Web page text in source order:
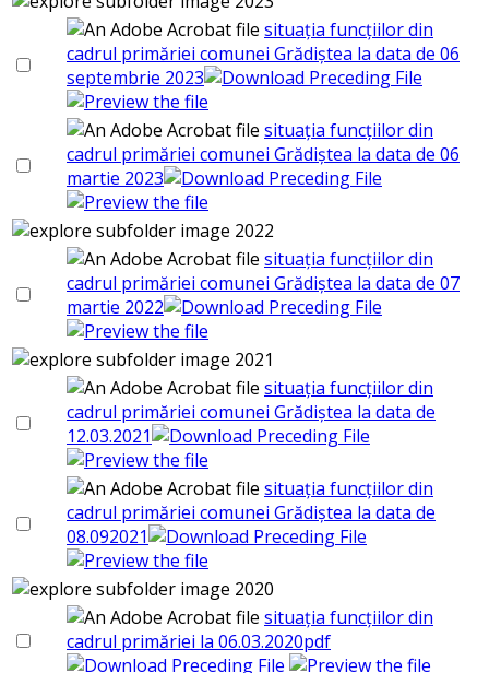
situația funcțiilor din
cadrul primăriei comunei Grădiștea la data de 06
septembrie 2023
situația funcțiilor din
cadrul primăriei comunei Grădiștea la data de 06
martie 2023
2022
situația funcțiilor din
cadrul primăriei comunei Grădiștea la data de 07
martie 2022
2021
situația funcțiilor din
cadrul primăriei comunei Grădiștea la data de
12.03.2021
situația funcțiilor din
cadrul primăriei comunei Grădiștea la data de
08.092021
2020
situația funcțiilor din
cadrul primăriei la 06.03.2020pdf